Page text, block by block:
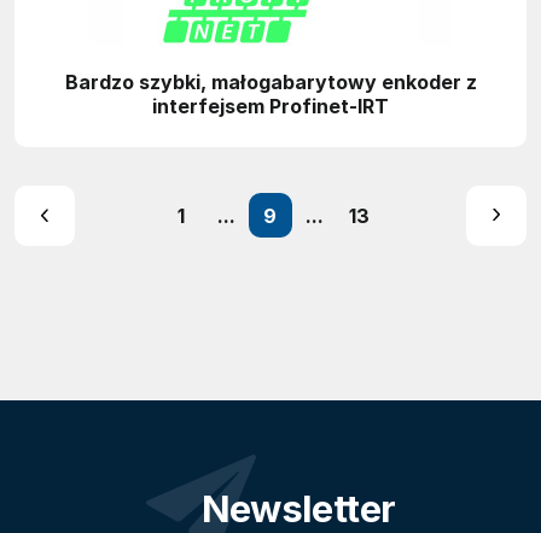
Bardzo szybki, małogabarytowy enkoder z
interfejsem Profinet-IRT
1 ... 9 ... 13
Newsletter